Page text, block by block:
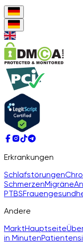
Erkrankungen
Schlafstörungen
SchmerzenMigräne
PTBS
Andere
MarktHauptseite
in Minuten